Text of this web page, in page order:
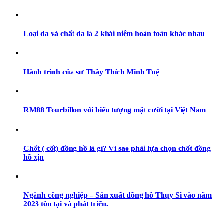
Loại da và chất da là 2 khái niệm hoàn toàn khác nhau
Hành trình của sư Thầy Thích Minh Tuệ
RM88 Tourbillon với biểu tượng mặt cười tại Việt Nam
Chốt ( cốt) đồng hồ là gì? Vì sao phải lựa chọn chốt đồng
hồ xịn
Ngành công nghiệp – Sản xuất đồng hồ Thụy Sĩ vào năm
2023 tồn tại và phát triển.